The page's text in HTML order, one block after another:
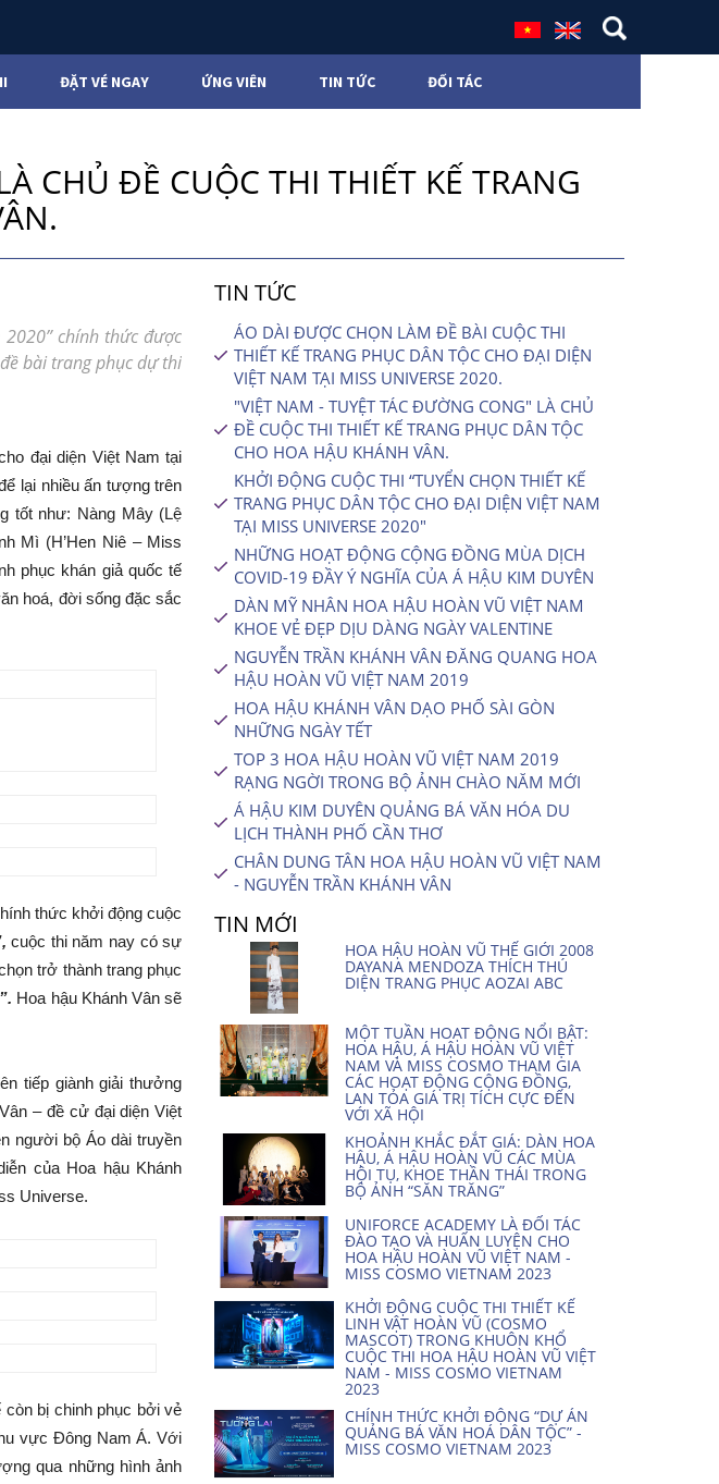
ĐẶT VÉ NGAY ỨNG VIÊN TIN TỨC ĐỐI TÁC
CHỦ ĐỀ CUỘC THI THIẾT KẾ TRANG
chính thức được
bài trang phục dự thi
đại diện Việt Nam tại
lại nhiều ấn tượng trên
tốt như: Nàng Mây (Lệ
Mì (H’Hen Niê – Miss
phục khán giả quốc tế
hoá, đời sống đặc sắc
thức khởi động cuộc
cuộc thi năm nay có sự
trở thành trang phục
Hoa hậu Khánh Vân sẽ
tiếp giành giải thưởng
– đề cử đại diện Việt
người bộ Áo dài truyền
của Hoa hậu Khánh
Universe.
còn bị chinh phục bởi vẻ
vực Đông Nam Á. Với
qua những hình ảnh
TIN TỨC
ÁO DÀI ĐƯỢC CHỌN LÀM ĐỀ BÀI CUỘC THI
THIẾT KẾ TRANG PHỤC DÂN TỘC CHO ĐẠI DIỆN
VIỆT NAM TẠI MISS UNIVERSE 2020.
"VIỆT NAM - TUYỆT TÁC ĐƯỜNG CONG" LÀ CHỦ
ĐỀ CUỘC THI THIẾT KẾ TRANG PHỤC DÂN TỘC
CHO HOA HẬU KHÁNH VÂN.
KHỞI ĐỘNG CUỘC THI “TUYỂN CHỌN THIẾT KẾ
TRANG PHỤC DÂN TỘC CHO ĐẠI DIỆN VIỆT NAM
TẠI MISS UNIVERSE 2020″
NHỮNG HOẠT ĐỘNG CỘNG ĐỒNG MÙA DỊCH
COVID-19 ĐẦY Ý NGHĨA CỦA Á HẬU KIM DUYÊN
DÀN MỸ NHÂN HOA HẬU HOÀN VŨ VIỆT NAM
KHOE VẺ ĐẸP DỊU DÀNG NGÀY VALENTINE
NGUYỄN TRẦN KHÁNH VÂN ĐĂNG QUANG HOA
HẬU HOÀN VŨ VIỆT NAM 2019
HOA HẬU KHÁNH VÂN DẠO PHỐ SÀI GÒN
NHỮNG NGÀY TẾT
TOP 3 HOA HẬU HOÀN VŨ VIỆT NAM 2019
RẠNG NGỜI TRONG BỘ ẢNH CHÀO NĂM MỚI
Á HẬU KIM DUYÊN QUẢNG BÁ VĂN HÓA DU
LỊCH THÀNH PHỐ CẦN THƠ
CHÂN DUNG TÂN HOA HẬU HOÀN VŨ VIỆT NAM
- NGUYỄN TRẦN KHÁNH VÂN
TIN MỚI
HOA HẬU HOÀN VŨ THẾ GIỚI 2008
DAYANA MENDOZA THÍCH THÚ
DIỆN TRANG PHỤC AOZAI ABC
MỘT TUẦN HOẠT ĐỘNG NỔI BẬT:
HOA HẬU, Á HẬU HOÀN VŨ VIỆT
NAM VÀ MISS COSMO THAM GIA
CÁC HOẠT ĐỘNG CỘNG ĐỒNG,
LAN TỎA GIÁ TRỊ TÍCH CỰC ĐẾN
VỚI XÃ HỘI
KHOẢNH KHẮC ĐẮT GIÁ: DÀN HOA
HẬU, Á HẬU HOÀN VŨ CÁC MÙA
HỘI TỤ, KHOE THẦN THÁI TRONG
BỘ ẢNH “SĂN TRĂNG”
UNIFORCE ACADEMY LÀ ĐỐI TÁC
ĐÀO TẠO VÀ HUẤN LUYỆN CHO
HOA HẬU HOÀN VŨ VIỆT NAM -
MISS COSMO VIETNAM 2023
KHỞI ĐỘNG CUỘC THI THIẾT KẾ
LINH VẬT HOÀN VŨ (COSMO
MASCOT) TRONG KHUÔN KHỔ
CUỘC THI HOA HẬU HOÀN VŨ VIỆT
NAM - MISS COSMO VIETNAM
2023
CHÍNH THỨC KHỞI ĐỘNG “DỰ ÁN
QUẢNG BÁ VĂN HOÁ DÂN TỘC” -
MISS COSMO VIETNAM 2023